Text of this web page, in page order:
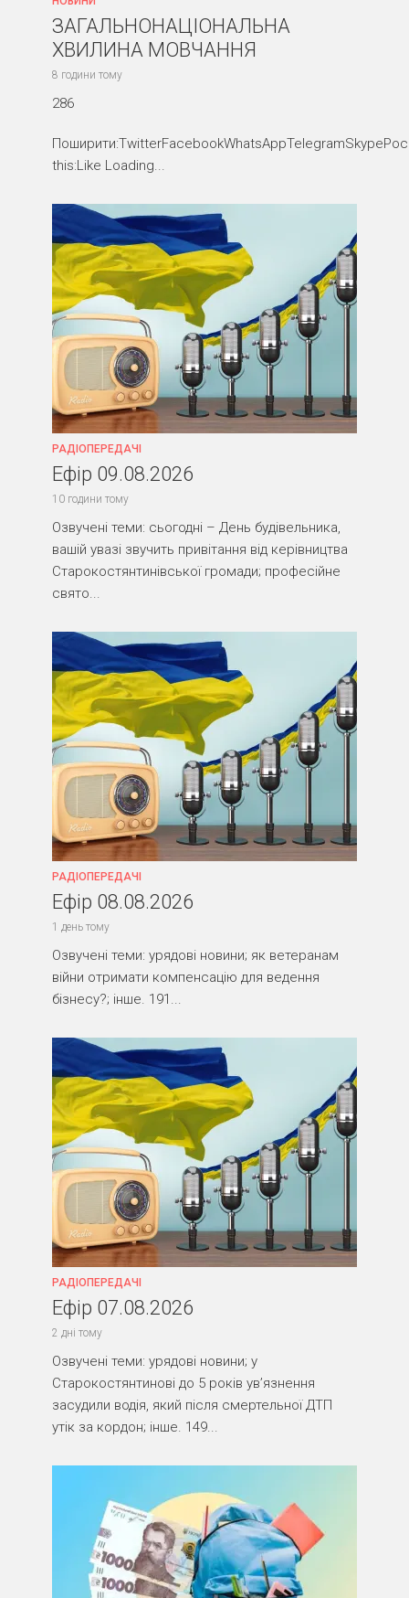
ЗАГАЛЬНОНАЦІОНАЛЬНА
ХВИЛИНА МОВЧАННЯ
8 години тому
286
this:Like Loading...
РАДІОПЕРЕДАЧІ
Ефір 09.08.2026
10 години тому
Озвучені теми: сьогодні – День будівельника,
вашій увазі звучить привітання від керівництва
Старокостянтинівської громади; професійне
свято...
РАДІОПЕРЕДАЧІ
Ефір 08.08.2026
1 день тому
Озвучені теми: урядові новини; як ветеранам
війни отримати компенсацію для ведення
бізнесу?; інше. 191...
РАДІОПЕРЕДАЧІ
Ефір 07.08.2026
2 дні тому
Озвучені теми: урядові новини; у
Старокостянтинові до 5 років ув’язнення
засудили водія, який після смертельної ДТП
утік за кордон; інше. 149...